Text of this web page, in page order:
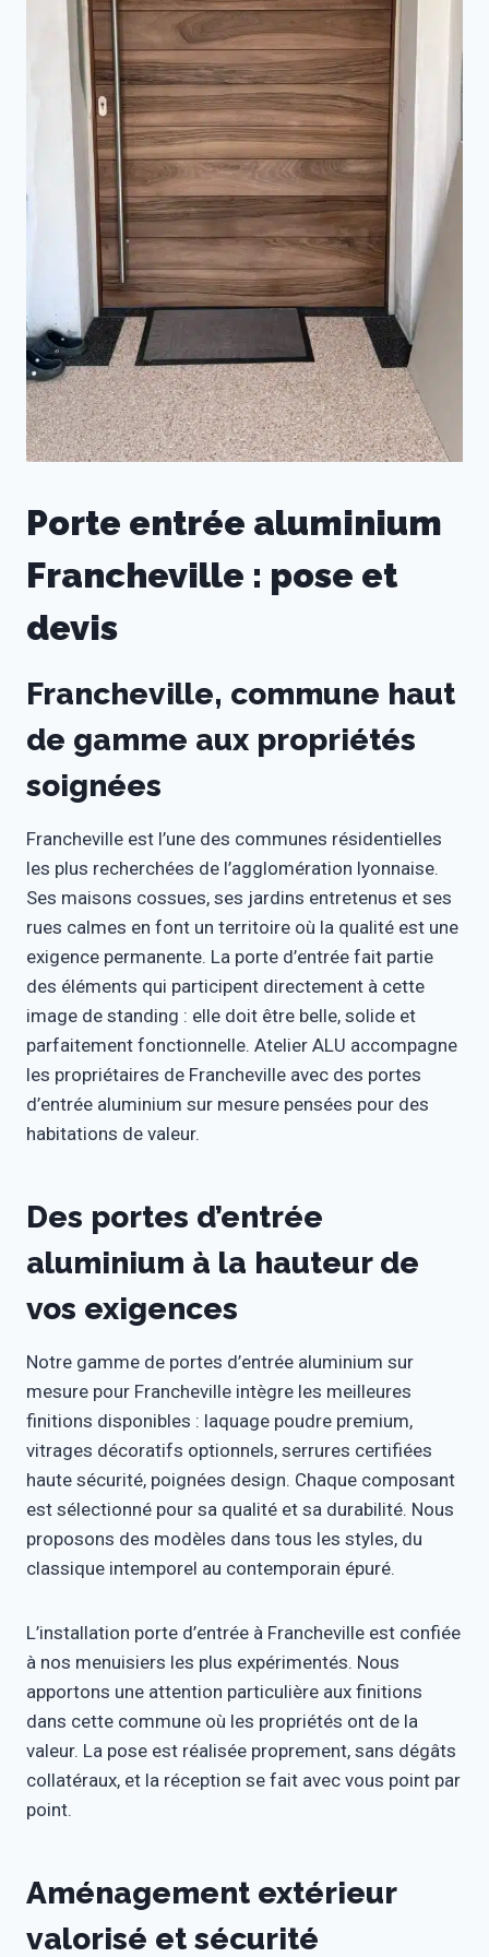
Porte entrée aluminium
Francheville : pose et
devis
Francheville, commune haut
de gamme aux propriétés
soignées
Francheville est l’une des communes résidentielles
les plus recherchées de l’agglomération lyonnaise.
Ses maisons cossues, ses jardins entretenus et ses
rues calmes en font un territoire où la qualité est une
exigence permanente. La porte d’entrée fait partie
des éléments qui participent directement à cette
image de standing : elle doit être belle, solide et
parfaitement fonctionnelle. Atelier ALU accompagne
les propriétaires de Francheville avec des portes
d’entrée aluminium sur mesure pensées pour des
habitations de valeur.
Des portes d’entrée
aluminium à la hauteur de
vos exigences
Notre gamme de portes d’entrée aluminium sur
mesure pour Francheville intègre les meilleures
finitions disponibles : laquage poudre premium,
vitrages décoratifs optionnels, serrures certifiées
haute sécurité, poignées design. Chaque composant
est sélectionné pour sa qualité et sa durabilité. Nous
proposons des modèles dans tous les styles, du
classique intemporel au contemporain épuré.
L’installation porte d’entrée à Francheville est confiée
à nos menuisiers les plus expérimentés. Nous
apportons une attention particulière aux finitions
dans cette commune où les propriétés ont de la
valeur. La pose est réalisée proprement, sans dégâts
collatéraux, et la réception se fait avec vous point par
point.
Aménagement extérieur
valorisé et sécurité